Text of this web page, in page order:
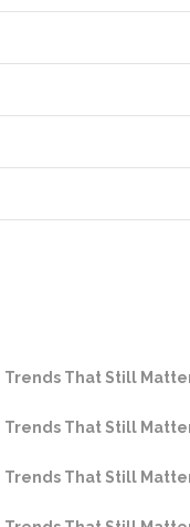
That Still
That Still
That Still